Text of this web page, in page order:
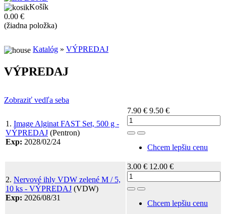
Košík
0.00 €
(žiadna položka)
Katalóg » VÝPREDAJ
VÝPREDAJ
Zobraziť vedľa seba
1. Image Alginat FAST Set, 500 g -
VÝPREDAJ (Pentron)
Exp: 2028/02/24
7.90 € 9.50 €
Toggle Dropdown
Chcem lepšiu cenu
2. Nervové ihly VDW zelené M / 5,
10 ks - VÝPREDAJ (VDW)
Exp: 2026/08/31
3.00 € 12.00 €
Toggle Dropdown
Chcem lepšiu cenu